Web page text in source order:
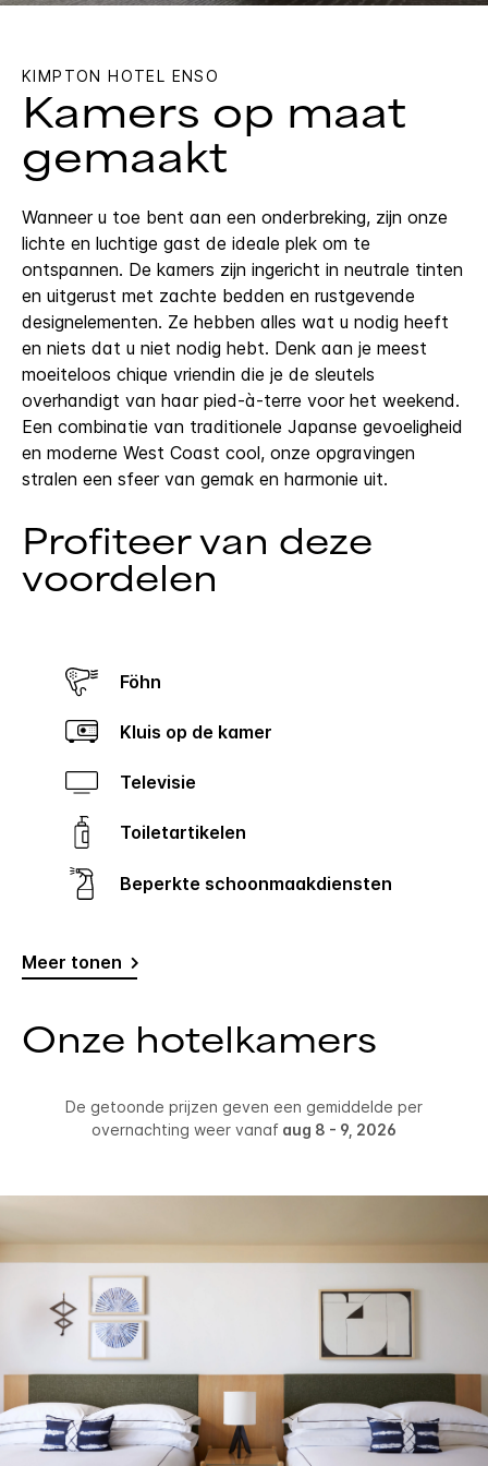
KIMPTON HOTEL ENSO
Kamers op maat
gemaakt
Wanneer u toe bent aan een onderbreking, zijn onze
lichte en luchtige gast de ideale plek om te
ontspannen. De kamers zijn ingericht in neutrale tinten
en uitgerust met zachte bedden en rustgevende
designelementen. Ze hebben alles wat u nodig heeft
en niets dat u niet nodig hebt. Denk aan je meest
moeiteloos chique vriendin die je de sleutels
overhandigt van haar pied-à-terre voor het weekend.
Een combinatie van traditionele Japanse gevoeligheid
en moderne West Coast cool, onze opgravingen
stralen een sfeer van gemak en harmonie uit.
Profiteer van deze
voordelen
Föhn
Kluis op de kamer
Televisie
Toiletartikelen
Beperkte schoonmaakdiensten
Meer tonen
Onze hotelkamers
De getoonde prijzen geven een gemiddelde per
overnachting weer vanaf aug 8 - 9, 2026